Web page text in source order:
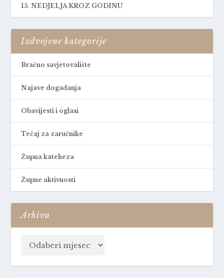
15. NEDJELJA KROZ GODINU
Izdvojene kategorije
Bračno savjetovalište
Najave događanja
Obavijesti i oglasi
Tečaj za zaručnike
Župna kateheza
Župne aktivnosti
Arhiva